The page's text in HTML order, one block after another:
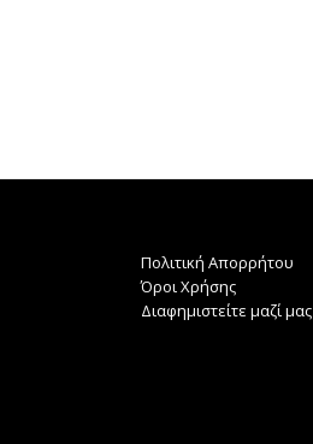
Πολιτική Απορρήτου
Όροι Χρήσης
Διαφημιστείτε μαζί μας